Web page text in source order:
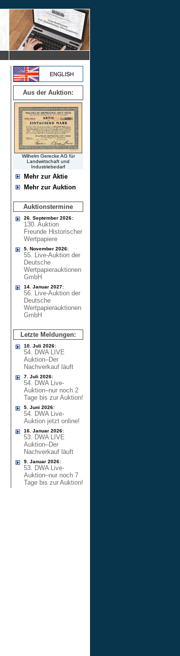
Aus der Auktion:
Wilhelm Gerecke AG für
Landwirtschaft und
Industriebedarf
Mehr zur Aktie
Mehr zur Auktion
Auktionstermine
26. September 2026:
130. Auktion
Freunde Historischer
Wertpapiere
5. November 2026:
55. Live-Auktion der
Deutsche
Wertpapierauktionen
GmbH
14. Januar 2027:
56. Live-Auktion der
Deutsche
Wertpapierauktionen
GmbH
Letzte Meldungen:
10. Juli 2026:
54. DWA LIVE
Auktion–Der
Nachverkauf läuft
7. Juli 2026:
54. DWA Live-
Auktion–nur noch 2
Tage bis zur Auktion!
5. Juni 2026:
54. DWA Live-
Auktion jetzt online!
16. Januar 2026:
53. DWA LIVE
Auktion–Der
Nachverkauf läuft
9. Januar 2026:
53. DWA Live-
Auktion–nur noch 7
Tage bis zur Auktion!